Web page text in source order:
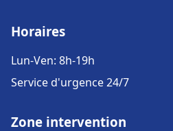
Horaires
Lun-Ven: 8h-19h
Service d'urgence 24/7
Zone intervention